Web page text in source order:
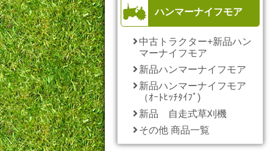
ハンマーナイフモア
中古トラクター+新品ハン
マーナイフモア
新品ハンマーナイフモア
新品ハンマーナイフモア
（ｵｰﾄﾋｯﾁﾀｲﾌﾟ)
新品 自走式草刈機
その他 商品一覧